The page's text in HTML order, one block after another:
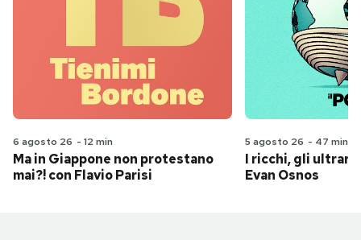
6 agosto 26 - 12 min
Ma in Giappone non protestano
mai?! con Flavio Parisi
5 agosto 26 - 47 min
I ricchi, gli
Evan Osnos